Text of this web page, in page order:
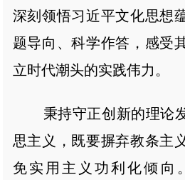
深刻领悟习近平文化思想
题导向、科学作答，感受
立时代潮头的实践伟力。
秉持守正创新的理论
思主义，既要摒弃教条主
免实用主义功利化倾向